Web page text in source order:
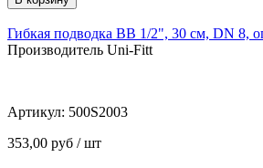
Гибкая подводка ВВ 1/2", 30 см, DN 8,
Производитель Uni-Fitt
Артикул: 500S2003
353,00 руб / шт